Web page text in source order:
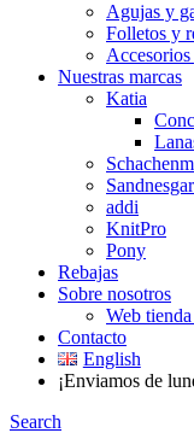
Agujas y
Folletos y
Nuestras marcas
Katia
addi
KnitPro
Pony
Rebajas
Sobre nosotros
Web
Contacto
English
¡Enviamos de
Search